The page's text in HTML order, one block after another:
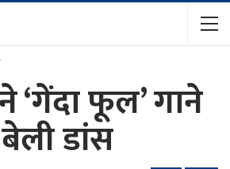
फूल’ गाने
डांस